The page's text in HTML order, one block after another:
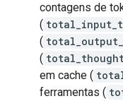
contagens de
(
(
(
em cache (
ferramentas (